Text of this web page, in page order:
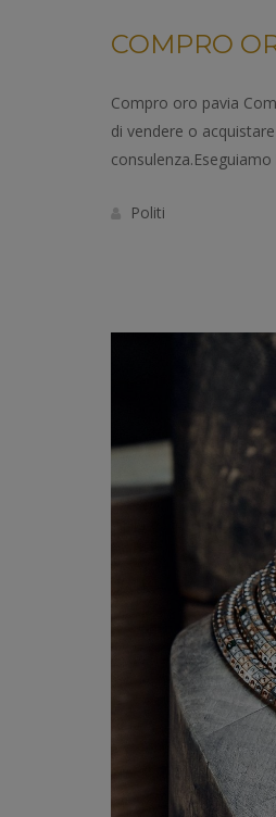
COMPRO
Compro oro pavia
di vendere o
Politi